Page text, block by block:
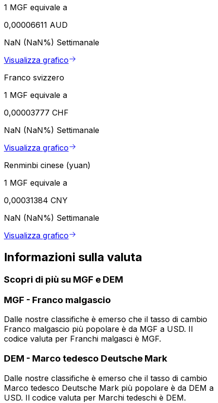
1 MGF equivale a
0,00006611 AUD
NaN (NaN%) Settimanale
Visualizza grafico
Franco svizzero
1 MGF equivale a
0,00003777 CHF
NaN (NaN%) Settimanale
Visualizza grafico
Renminbi cinese (yuan)
1 MGF equivale a
0,00031384 CNY
NaN (NaN%) Settimanale
Visualizza grafico
Informazioni sulla valuta
Scopri di più su MGF e DEM
MGF - Franco malgascio
Dalle nostre classifiche è emerso che il tasso di cambio
Franco malgascio più popolare è da MGF a USD. Il
codice valuta per Franchi malgasci è MGF.
DEM - Marco tedesco Deutsche Mark
Dalle nostre classifiche è emerso che il tasso di cambio
Marco tedesco Deutsche Mark più popolare è da DEM a
USD. Il codice valuta per Marchi tedeschi è DEM.